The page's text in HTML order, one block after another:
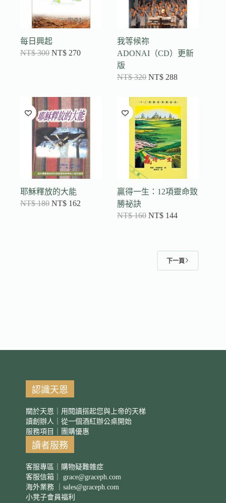
每日興起
NT$300 NT$ 270
我等候祢
ADONAI（CD）更新
版
NT$320 NT$ 288
耶穌釋放的大能
NT$180 NT$ 162
贏得一生：12項靈命致
勝祕訣
NT$160 NT$ 144
下一頁
認識天恩
關於天恩｜用閱讀搭起您與上帝的天梯
讀創辦人｜從一個酒紅辦公桌開始
服務項目｜團購優惠
讀者服務
客服專區｜購物疑難雜症
客服信箱｜ grace@graceph.com
海外業務 ｜ sales@graceph.com
小凳子會員福利